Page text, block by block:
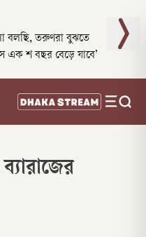
বলছি, তরুণরা বুঝতে
এক শ বছর বেড়ে যাবে’